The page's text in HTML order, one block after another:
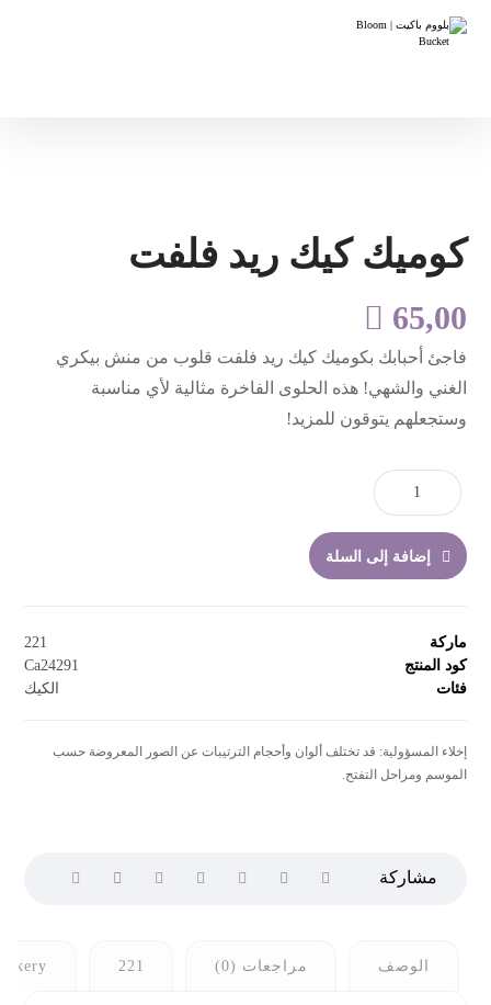
كوميك كيك ريد فلفت
 65,00
فاجئ أحبابك بكوميك كيك ريد فلفت قلوب من منش بيكري
الغني والشهي! هذه الحلوى الفاخرة مثالية لأي مناسبة
وستجعلهم يتوقون للمزيد!
إضافة إلى السلة
ماركة
221
كود المنتج
Ca24291
فئات
الكيك
إخلاء المسؤولية: قد تختلف ألوان وأحجام الترتيبات عن الصور المعروضة حسب
الموسم ومراحل التفتح.
الوصف مراجعات (0) 221